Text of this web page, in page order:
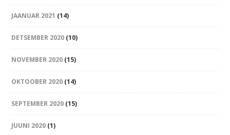
JAANUAR 2021 (14)
DETSEMBER 2020 (10)
NOVEMBER 2020 (15)
OKTOOBER 2020 (14)
SEPTEMBER 2020 (15)
JUUNI 2020 (1)